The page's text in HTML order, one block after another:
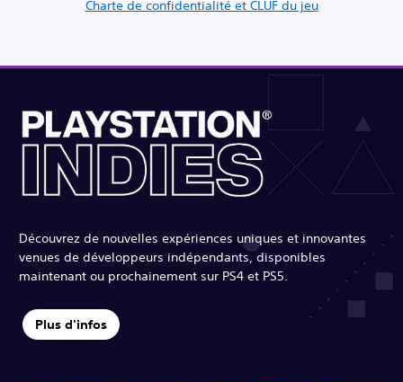
Charte de confidentialité et CLUF du jeu
Découvrez de nouvelles expériences uniques et innovantes
venues de développeurs indépendants, disponibles
maintenant ou prochainement sur PS4 et PS5.
Plus d'infos